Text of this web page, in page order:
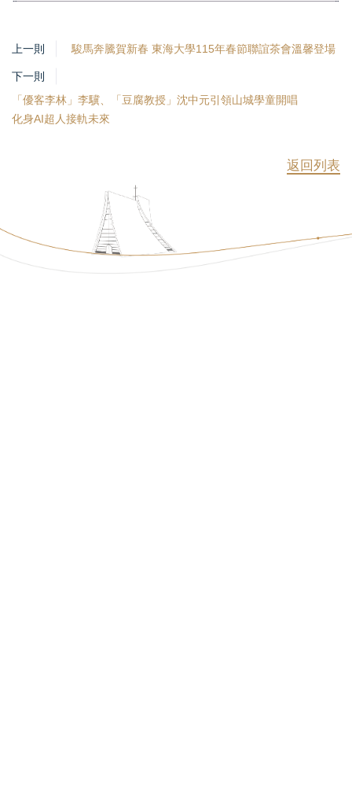
上一則 駿馬奔騰賀新春 東海大學115年春節聯誼茶會溫馨登場
下一則
「優客李林」李驥、「豆腐教授」沈中元引領山城學童開唱
化身AI超人接軌未來
返回列表